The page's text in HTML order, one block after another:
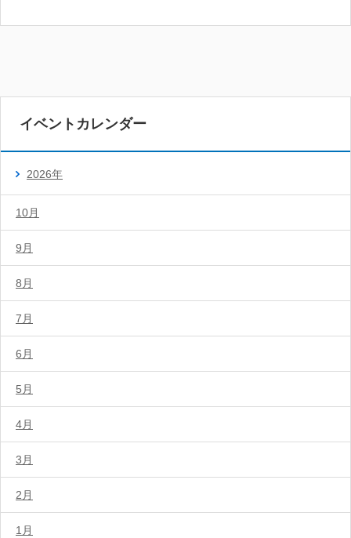
イベントカレンダー
2026年
10月
9月
8月
7月
6月
5月
4月
3月
2月
1月